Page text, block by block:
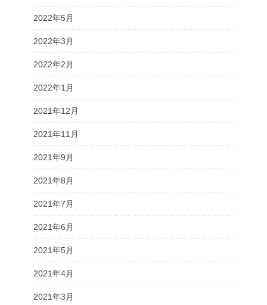
2022年5月
2022年3月
2022年2月
2022年1月
2021年12月
2021年11月
2021年9月
2021年8月
2021年7月
2021年6月
2021年5月
2021年4月
2021年3月